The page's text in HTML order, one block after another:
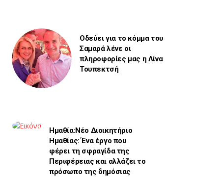
Οδεύει για το κόμμα του
Σαμαρά λένε οι
πληροφορίες μας η Λίνα
Τουπεκτσή
Ημαθία:Νέο Διοικητήριο
Ημαθίας: Ένα έργο που
φέρει τη σφραγίδα της
Περιφέρειας και αλλάζει το
πρόσωπο της δημόσιας